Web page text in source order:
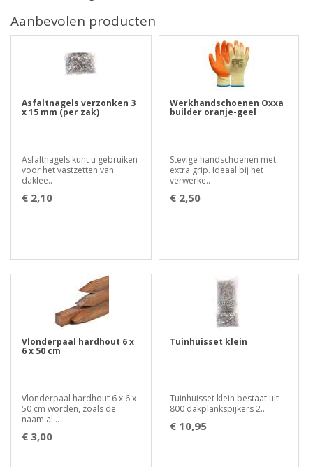
Aanbevolen producten
Asfaltnagels verzonken 3
x 15 mm (per zak)
Asfaltnagels kunt u gebruiken
voor het vastzetten van
daklee..
€ 2,10
Werkhandschoenen Oxxa
builder oranje-geel
Stevige handschoenen met
extra grip. Ideaal bij het
verwerke..
€ 2,50
Vlonderpaal hardhout 6 x
6 x 50 cm
Vlonderpaal hardhout 6 x 6 x
50 cm worden, zoals de
naam al ..
€ 3,00
Tuinhuisset klein
Tuinhuisset klein bestaat uit
800 dakplankspijkers 2..
€ 10,95